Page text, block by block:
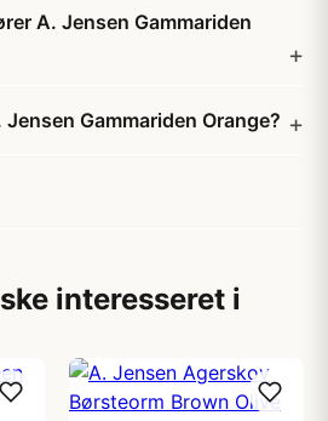
A. Jensen Gammariden
Gammariden Orange?
interesseret i